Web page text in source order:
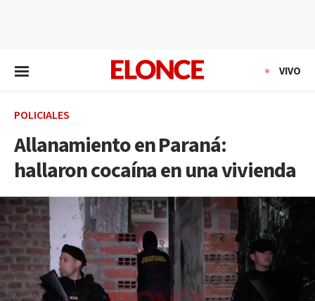
VIVO
POLICIALES
Allanamiento en Paraná:
hallaron cocaína en una vivienda